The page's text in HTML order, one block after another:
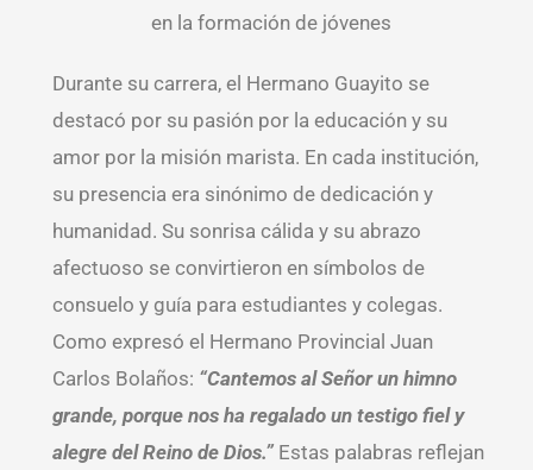
en la formación de jóvenes
Durante su carrera, el Hermano Guayito se
destacó por su pasión por la educación y su
amor por la misión marista. En cada institución,
su presencia era sinónimo de dedicación y
humanidad. Su sonrisa cálida y su abrazo
afectuoso se convirtieron en símbolos de
consuelo y guía para estudiantes y colegas.
Como expresó el Hermano Provincial Juan
Carlos Bolaños: “Cantemos al Señor un himno
grande, porque nos ha regalado un testigo fiel y
alegre del Reino de Dios.”Estas palabras reflejan